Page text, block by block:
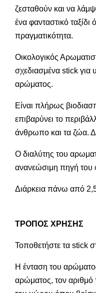
ζεσταθούν και να
ένα φανταστικό ταξίδι
πραγματικότητα.
Οικολογικός
σχεδιασμένα stick
αρώματος.
Είναι πλήρως
επιβαρύνει το
άνθρωπο και τα ζώα.
Ο διαλύτης του
ανανεώσιμη πηγή του
Διάρκεια πάνω από
ΤΡΟΠΟΣ ΧΡΗΣΗΣ
Τοποθετήστε τα stick
Η ένταση του
αρώματος, τον αριθμό